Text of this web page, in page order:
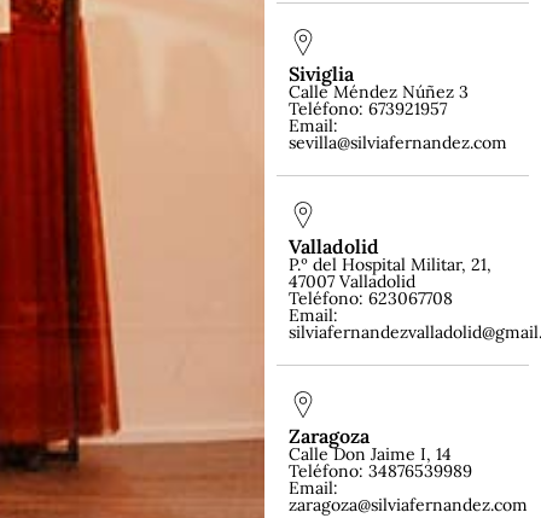
Siviglia
Calle Méndez Núñez 3
Teléfono: 673921957
Email:
sevilla@silviafernandez.com
Valladolid
P.º del Hospital Militar, 21,
47007 Valladolid
Teléfono: 623067708
Email:
Zaragoza
Calle Don Jaime I, 14
Teléfono: 34876539989
Email:
zaragoza@silviafernandez.com